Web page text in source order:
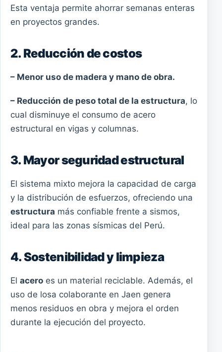
Esta ventaja permite ahorrar semanas enteras
en proyectos grandes.
2. Reducción de costos
– Menor uso de madera y mano de obra.
– Reducción de peso total de la estructura, lo
cual disminuye el consumo de acero
estructural en vigas y columnas.
3. Mayor seguridad estructural
El sistema mixto mejora la capacidad de carga
y la distribución de esfuerzos, ofreciendo una
estructura más confiable frente a sismos,
ideal para las zonas sísmicas del Perú.
4. Sostenibilidad y limpieza
El acero es un material reciclable. Además, el
uso de losa colaborante en Jaen genera
menos residuos en obra y mejora el orden
durante la ejecución del proyecto.